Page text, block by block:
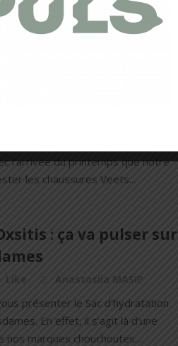
Trail...
l’arrivée du printemps que notre
les chaussures Veets...
: ça va pulser sur
Like Anastasiia MASIP
présenter le Sac d’hydratation
En effet, il s’agit là d’une
marques chouchoutes...